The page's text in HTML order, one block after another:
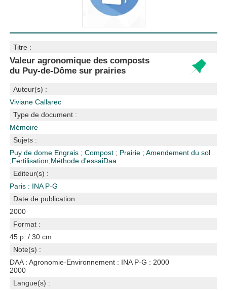
Titre :
Valeur agronomique des composts
du Puy-de-Dôme sur prairies
Auteur(s) :
Viviane Callarec
Type de document :
Mémoire
Sujets :
Puy de dome Engrais ;Compost ; Prairie ;Amendement du sol
;Fertilisation;Méthode d'essaiDaa
Editeur(s) :
Paris : INA P-G
Date de publication :
2000
Format :
45 p. / 30 cm
Note(s) :
DAA : Agronomie-Environnement : INA P-G : 2000
2000
Langue(s) :